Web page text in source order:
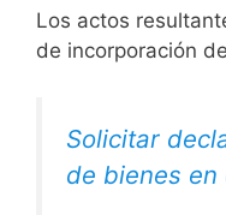
Los actos
de incorporación
Solicitar
de bienes en